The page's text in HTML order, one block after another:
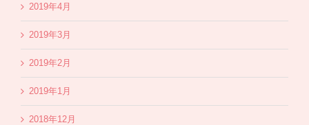
2019年4月
2019年3月
2019年2月
2019年1月
2018年12月